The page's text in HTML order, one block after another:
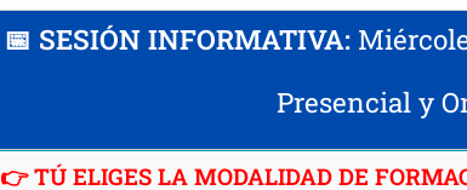
📅 SESIÓN INFORMATIVA:
Presencial y
👉 TÚ ELIGES LA MODALIDAD DE